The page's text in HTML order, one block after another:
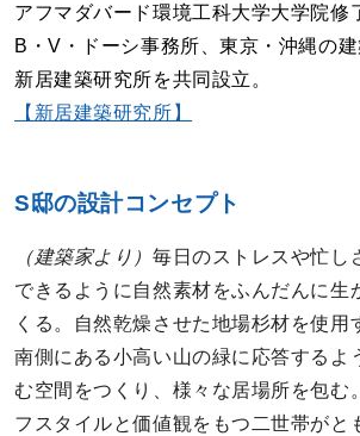
アフマダバード環境工科大学大学院修
B・V・ドーシ事務所、東京・沖縄の建
新居建築研究所を共同設立。
【新居建築研究所】
S邸の設計コンセプト
（建築家より） 毎日のストレスや忙し
できるように自然素材をふんだんに生
くる。自然乾燥させた地場杉材を使用
南側にある小高い山の緑に応答するよ
む空間をつくり、様々な居場所を包む
フスタイルと価値観をもつ二世帯がと